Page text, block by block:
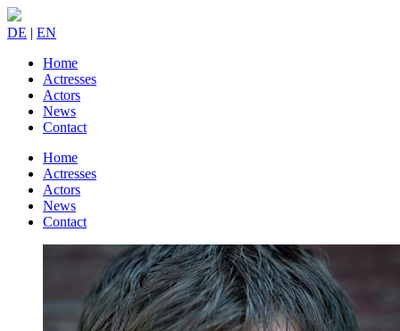
DE | EN
Home
Actresses
Actors
News
Contact
Home
Actresses
Actors
News
Contact